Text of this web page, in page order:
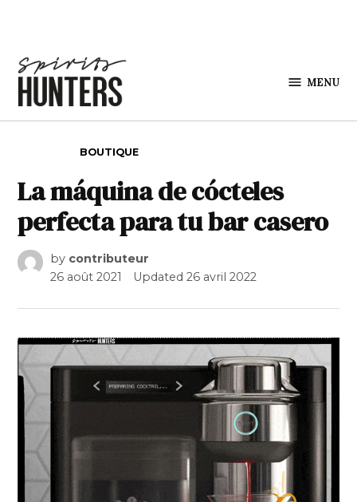
MENU
BOUTIQUE
La máquina de cócteles
perfecta para tu bar casero
by contributeur
26 août 2021
Updated26 avril 2022